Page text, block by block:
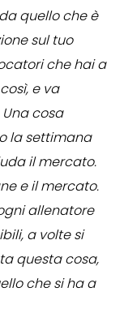
quello che è
sul tuo
che hai a
e va
cosa
la settimana
il mercato.
e il mercato.
allenatore
a volte si
questa cosa,
che si ha a